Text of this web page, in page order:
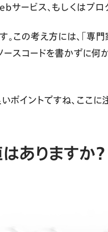
サービス、もしくはプ
この考え方には、「専
スコードを書かずに何
イントですね、ここに
ありますか？